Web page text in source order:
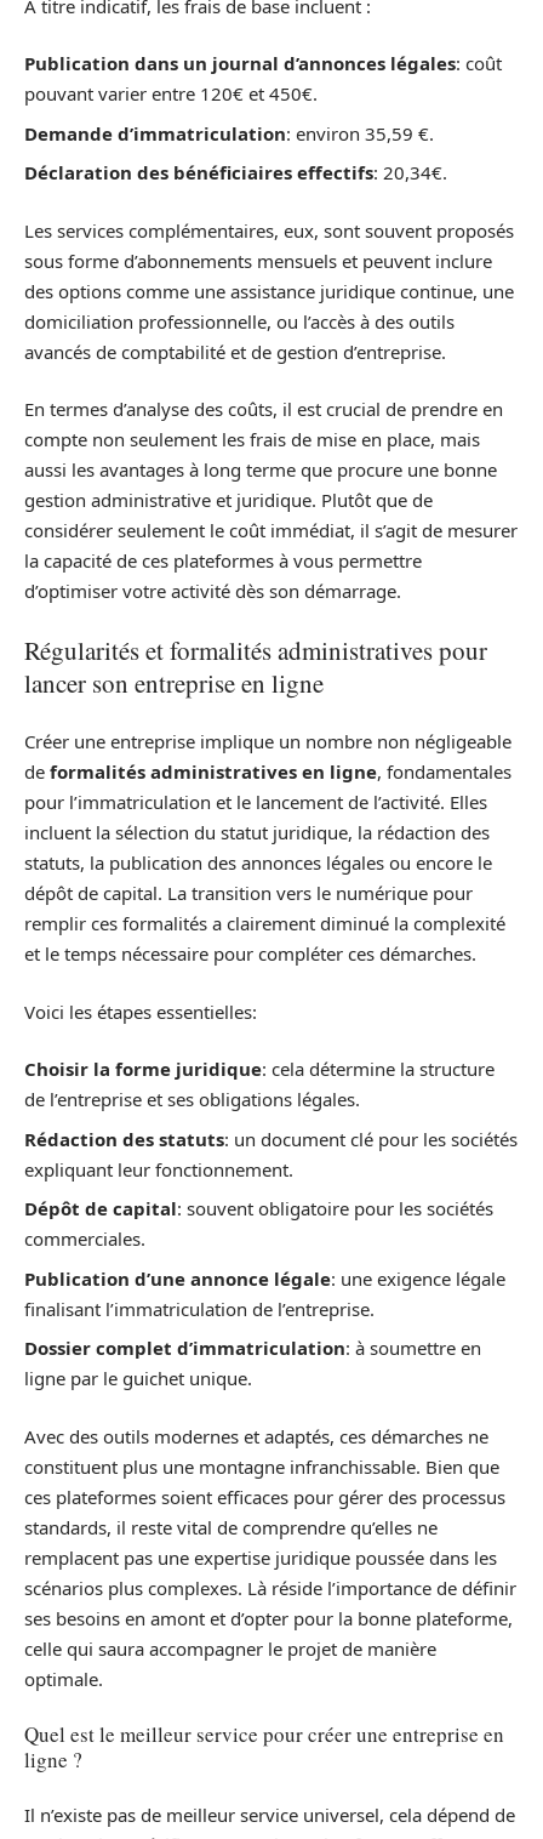
À titre indicatif, les frais de base incluent :
Publication dans un journal d’annonces légales: coût
pouvant varier entre 120€ et 450€.
Demande d’immatriculation: environ 35,59 €.
Déclaration des bénéficiaires effectifs: 20,34€.
Les services complémentaires, eux, sont souvent proposés
sous forme d’abonnements mensuels et peuvent inclure
des options comme une assistance juridique continue, une
domiciliation professionnelle, ou l’accès à des outils
avancés de comptabilité et de gestion d’entreprise.
En termes d’analyse des coûts, il est crucial de prendre en
compte non seulement les frais de mise en place, mais
aussi les avantages à long terme que procure une bonne
gestion administrative et juridique. Plutôt que de
considérer seulement le coût immédiat, il s’agit de mesurer
la capacité de ces plateformes à vous permettre
d’optimiser votre activité dès son démarrage.
Régularités et formalités administratives pour
lancer son entreprise en ligne
Créer une entreprise implique un nombre non négligeable
de formalités administratives en ligne, fondamentales
pour l’immatriculation et le lancement de l’activité. Elles
incluent la sélection du statut juridique, la rédaction des
statuts, la publication des annonces légales ou encore le
dépôt de capital. La transition vers le numérique pour
remplir ces formalités a clairement diminué la complexité
et le temps nécessaire pour compléter ces démarches.
Voici les étapes essentielles:
Choisir la forme juridique: cela détermine la structure
de l’entreprise et ses obligations légales.
Rédaction des statuts: un document clé pour les sociétés
expliquant leur fonctionnement.
Dépôt de capital: souvent obligatoire pour les sociétés
commerciales.
Publication d’une annonce légale: une exigence légale
finalisant l’immatriculation de l’entreprise.
Dossier complet d’immatriculation: à soumettre en
ligne par le guichet unique.
Avec des outils modernes et adaptés, ces démarches ne
constituent plus une montagne infranchissable. Bien que
ces plateformes soient efficaces pour gérer des processus
standards, il reste vital de comprendre qu’elles ne
remplacent pas une expertise juridique poussée dans les
scénarios plus complexes. Là réside l’importance de définir
ses besoins en amont et d’opter pour la bonne plateforme,
celle qui saura accompagner le projet de manière
optimale.
Quel est le meilleur service pour créer une entreprise en
ligne ?
Il n’existe pas de meilleur service universel, cela dépend de